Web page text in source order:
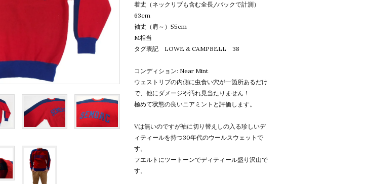
着丈（ネックリブも含む全長/バックで計測）
63cm
袖丈（肩～）55cm
M相当
タグ表記 LOWE & CAMPBELL 38
コンディション: Near Mint
ウェストリブの内側に虫食い穴が一箇所あるだけ
で、他にダメージや汚れ見当たりません！
極めて状態の良いニアミントと評価します。
Vは無いのですが袖に切り替えしの入る珍しいデ
ィティールを持つ30年代のウールスウェットで
す。
フエルトにツートーンでディティール盛り沢山で
す。